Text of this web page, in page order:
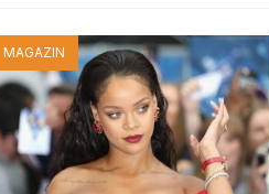
MAGAZIN